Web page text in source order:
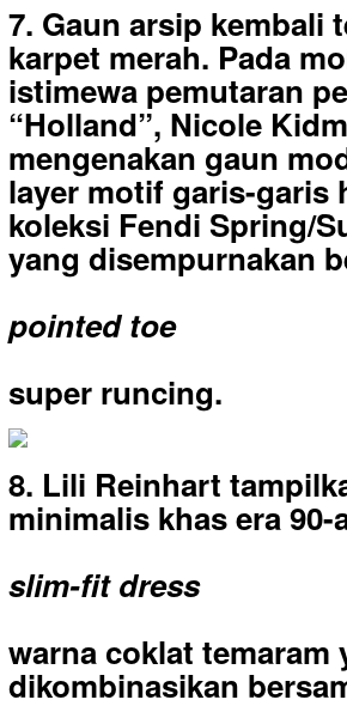
7. Gaun arsip kembali
karpet merah. Pada
istimewa pemutaran
“Holland”, Nicole
mengenakan gaun
layer motif garis-garis
koleksi Fendi Spring/
yang disempurnakan
pointed toe
super runcing.
8. Lili Reinhart
minimalis khas era 90-
slim-fit dress
warna coklat temaram
dikombinasikan